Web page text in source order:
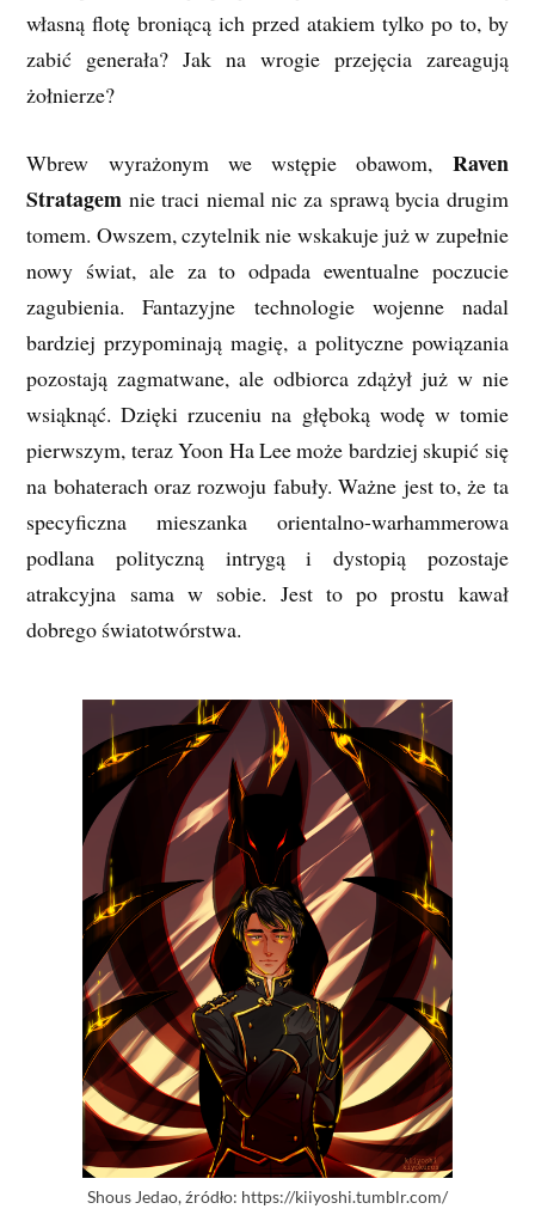
własną flotę broniącą ich przed atakiem tylko po to, by
zabić generała? Jak na wrogie przejęcia zareagują
żołnierze?
Wbrew wyrażonym we wstępie obawom, Raven
Stratagem nie traci niemal nic za sprawą bycia drugim
tomem. Owszem, czytelnik nie wskakuje już w zupełnie
nowy świat, ale za to odpada ewentualne poczucie
zagubienia. Fantazyjne technologie wojenne nadal
bardziej przypominają magię, a polityczne powiązania
pozostają zagmatwane, ale odbiorca zdążył już w nie
wsiąknąć. Dzięki rzuceniu na głęboką wodę w tomie
pierwszym, teraz Yoon Ha Lee może bardziej skupić się
na bohaterach oraz rozwoju fabuły. Ważne jest to, że ta
specyficzna mieszanka orientalno-warhammerowa
podlana polityczną intrygą i dystopią pozostaje
atrakcyjna sama w sobie. Jest to po prostu kawał
dobrego światotwórstwa.
Shous Jedao, źródło: https://kiiyoshi.tumblr.com/